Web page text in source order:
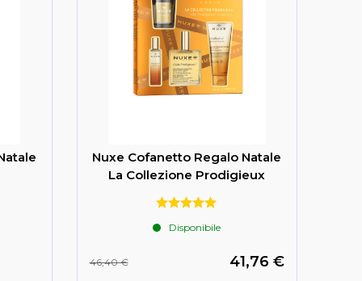
Nuxe Cofanetto Regalo Natale
La Collezione Prodigieux
Disponibile
41,76 €
46,40 €